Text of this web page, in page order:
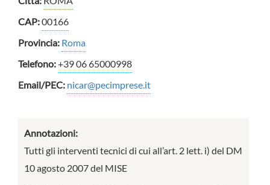
CAP:00166
Provincia: Roma
Telefono:+39 06 65000998
Email/PEC: nicar@pecimprese.it
Annotazioni:
Tutti gli interventi tecnici di cui all’art. 2 lett. i) del DM
10 agosto 2007 del MISE